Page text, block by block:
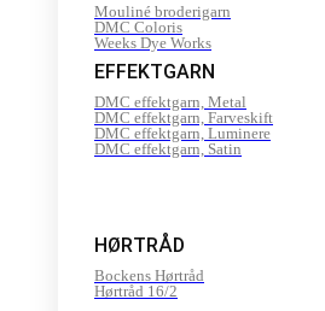
Mouliné broderigarn
DMC Coloris
Weeks Dye Works
EFFEKTGARN
DMC effektgarn, Metal
DMC effektgarn, Farveskift
DMC effektgarn, Luminere
DMC effektgarn, Satin
HØRTRÅD
Bockens Hørtråd
Hørtråd 16/2